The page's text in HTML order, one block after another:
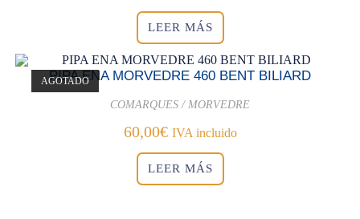
LEER MÁS
AGOTADO
PIPA ENA MORVEDRE 460 BENT BILIARD
COMARQUES / MORVEDRE
60,00€ IVA incluido
LEER MÁS